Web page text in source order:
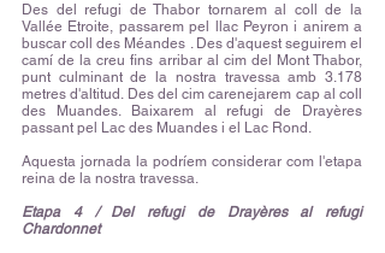
Des del refugi de Thabor tornarem al coll de la
Vallée Etroite, passarem pel llac Peyron i anirem a
buscar coll des Méandes . Des d'aquest seguirem el
camí de la creu fins arribar al cim del Mont Thabor,
punt culminant de la nostra travessa amb 3.178
metres d'altitud. Des del cim carenejarem cap al coll
des Muandes. Baixarem al refugi de Drayères
passant pel Lac des Muandes i el Lac Rond.
Aquesta jornada la podríem considerar com l'etapa
reina de la nostra travessa.
Etapa 4 / Del refugi de Drayères al refugi
Chardonnet